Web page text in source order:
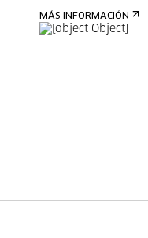
MÁS INFORMACIÓN